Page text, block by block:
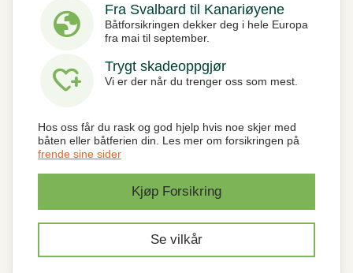
globe Fra Svalbard til Kanariøyene
Båtforsikringen dekker deg i hele Europa
fra mai til september.
heart_plus Trygt skadeoppgjør
Vi er der når du trenger oss som mest.
Hos oss får du rask og god hjelp hvis noe skjer med
båten eller båtferien din. Les mer om forsikringen på
frende sine sider
Kjøp Forsikring
Se vilkår